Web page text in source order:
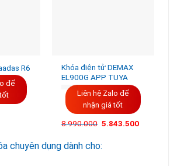
R6
để
Khóa điện tử DEMAX
EL900G APP TUYA
Liên hệ Zalo để
nhận giá tốt
8.990.000 5.843.500
chuyên dụng dành cho: